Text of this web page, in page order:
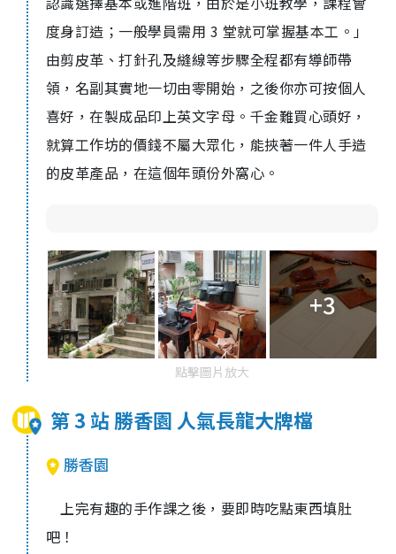
度身訂造；一般學員需用 3 堂就可掌握基本工。」
由剪皮革、打針孔及縫線等步驟全程都有導師帶
領，名副其實地一切由零開始，之後你亦可按個人
喜好，在製成品印上英文字母。千金難買心頭好，
就算工作坊的價錢不屬大眾化，能挾著一件人手造
的皮革產品，在這個年頭份外窩心。
+3
點擊圖片放大
第 3 站 勝香園 人氣長龍大牌檔
勝香園
上完有趣的手作課之後，要即時吃點東西填肚
吧！